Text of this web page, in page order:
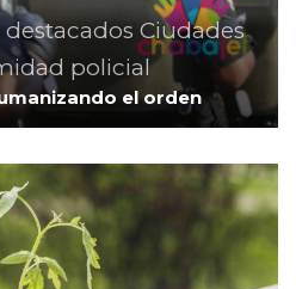
Ciudades
policial
el orden